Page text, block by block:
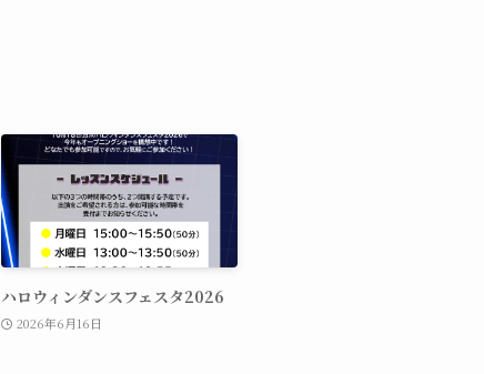
ハロウィンダンスフェスタ2026
2026年6月16日